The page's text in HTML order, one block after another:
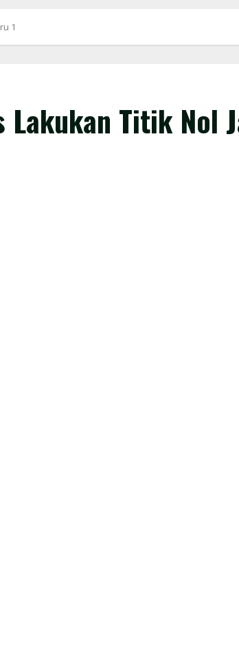
1
Lakukan Titik Nol